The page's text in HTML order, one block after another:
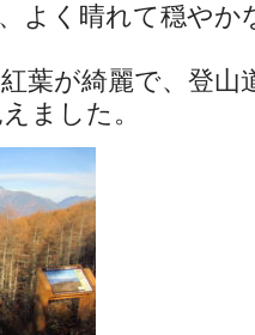
よく晴れて穏やか
葉が綺麗で、登山
ました。